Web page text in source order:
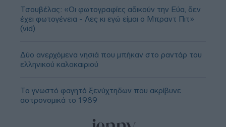
Τσουβέλας: «Οι φωτογραφίες αδικούν την Εύα, δεν
έχει φωτογένεια - Λες κι εγώ είμαι ο Μπραντ Πιτ»
(vid)
Δύο ανερχόμενα νησιά που μπήκαν στο ραντάρ του
ελληνικού καλοκαιριού
Το γνωστό φαγητό ξενύχτηδων που ακρίβυνε
αστρονομικά το 1989